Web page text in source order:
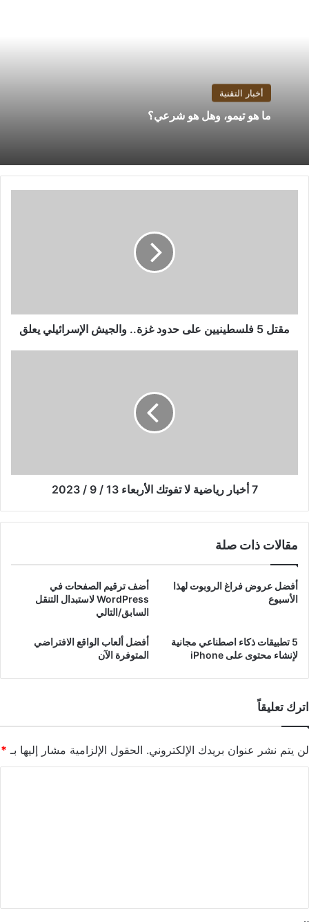
أخبار التقنية
ما هو تيمو، وهل هو شرعي؟
يعلق
مقتل 5 فلسطينيين على حدود غزة.. والجيش الإسرائيلي يعلق
9
7 أخبار رياضية لا تفوتك الأربعاء 13 / 9 / 2023
مقالات ذات صلة
أفضل عروض فراغ الروبوت لهذا
الأسبوع
أضف ترقيم الصفحات في
WordPress لاستبدال التنقل
السابق/التالي
5 تطبيقات ذكاء اصطناعي مجانية
لإنشاء محتوى على iPhone
أفضل ألعاب الواقع الافتراضي
المتوفرة الآن
اترك تعليقاً
لن يتم نشر عنوان بريدك الإلكتروني. الحقول الإلزامية مشار إليها بـ *